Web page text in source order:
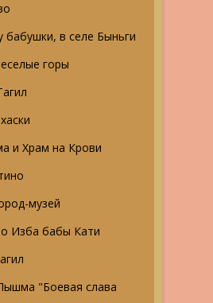
бабушки, в селе Быньги
горы
и Храм на Крови
музей
Изба бабы Кати
"Боевая слава